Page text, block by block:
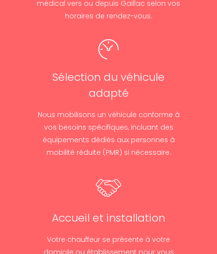
médical vers ou depuis Gaillac selon vos
horaires de rendez-vous.
Sélection du véhicule
adapté
Nous mobilisons un véhicule conforme à
vos besoins spécifiques, incluant des
équipements dédiés aux personnes à
mobilité réduite (PMR) si nécessaire.
Accueil et installation
Votre chauffeur se présente à votre
domicile ou établissement pour vous